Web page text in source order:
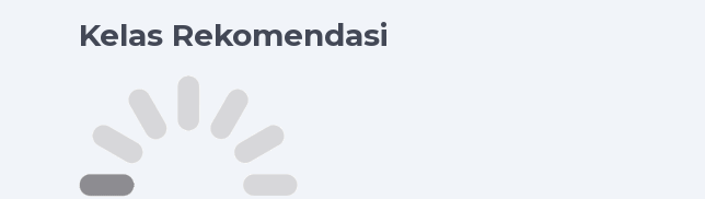
Kelas Rekomendasi